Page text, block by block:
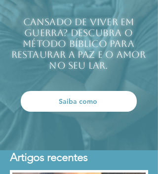
Cansado de viver em
guerra? Descubra o
método bíblico para
restaurar a paz e o amor
no seu lar.
Saiba como
Artigos recentes